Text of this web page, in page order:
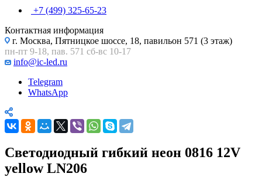
+7 (499) 325-65-23
Контактная информация
г. Москва, Пятницкое шоссе, 18, павильон 571 (3 этаж)
пн-пт 9-18, пав. 571 сб-вс 10-17
info@ic-led.ru
Telegram
WhatsApp
Светодиодный гибкий неон 0816 12V
yellow LN206